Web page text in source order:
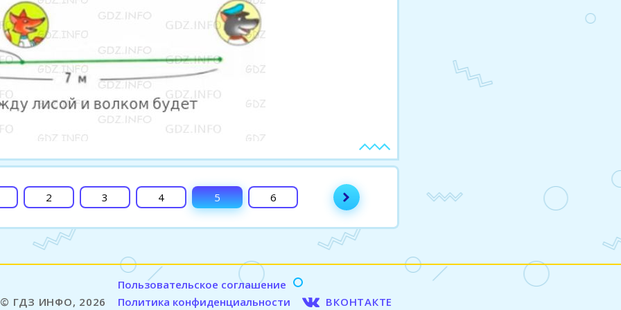
2 3 4 5 6
© ГДЗ ИНФО, 2026
Пользовательское соглашение
Политика конфиденциальности
ВКОНТАКТЕ